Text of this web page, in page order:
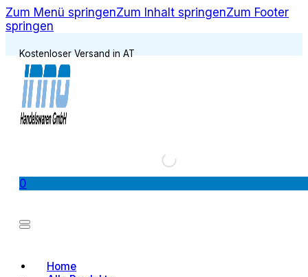
Zum Menü springenZum Inhalt springenZum Footer
springen
Kostenloser Versand in AT
0
Home